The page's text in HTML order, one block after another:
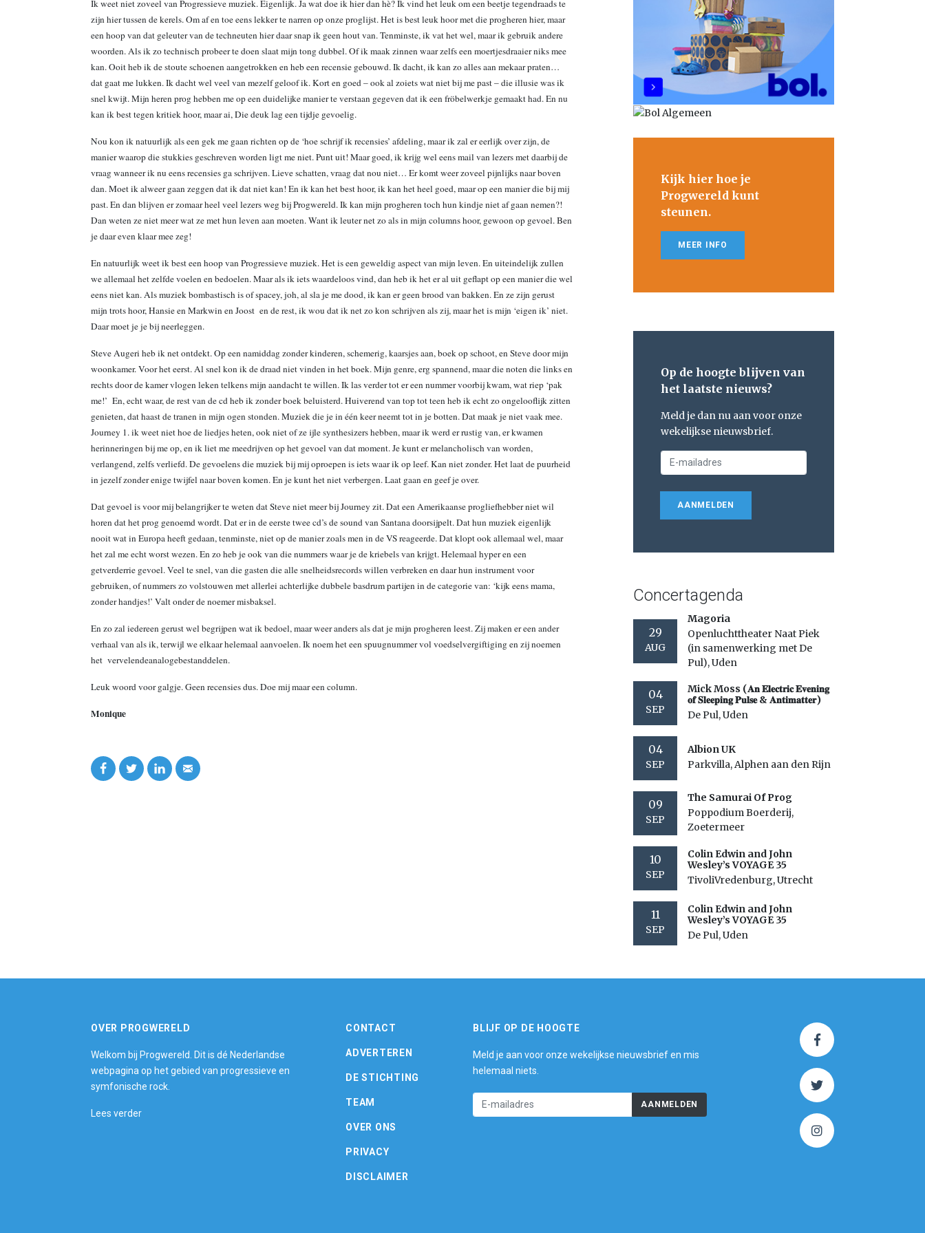
Ik weet niet zoveel van Progressieve muziek. Eigenlijk. Ja wat doe ik hier dan hè? Ik vind het leuk om een beetje tegendraads te
zijn hier tussen de kerels. Om af en toe eens lekker te narren op onze proglijst. Het is best leuk hoor met die progheren hier, maar
een hoop van dat geleuter van de techneuten hier daar snap ik geen hout van. Tenminste, ik vat het wel, maar ik gebruik andere
woorden. Als ik zo technisch probeer te doen slaat mijn tong dubbel. Of ik maak zinnen waar zelfs een moertjesdraaier niks mee
kan. Ooit heb ik de stoute schoenen aangetrokken en heb een recensie gebouwd. Ik dacht, ik kan zo alles aan mekaar praten…
dat gaat me lukken. Ik dacht wel veel van mezelf geloof ik. Kort en goed – ook al zoiets wat niet bij me past – die illusie was ik
snel kwijt. Mijn heren prog hebben me op een duidelijke manier te verstaan gegeven dat ik een fröbelwerkje gemaakt had. En nu
kan ik best tegen kritiek hoor, maar ai, Die deuk lag een tijdje gevoelig.
Nou kon ik natuurlijk als een gek me gaan richten op de ‘hoe schrijf ik recensies’ afdeling, maar ik zal er eerlijk over zijn, de
manier waarop die stukkies geschreven worden ligt me niet. Punt uit! Maar goed, ik krijg wel eens mail van lezers met daarbij de
vraag wanneer ik nu eens recensies ga schrijven. Lieve schatten, vraag dat nou niet… Er komt weer zoveel pijnlijks naar boven
dan. Moet ik alweer gaan zeggen dat ik dat niet kan! En ik kan het best hoor, ik kan het heel goed, maar op een manier die bij mij
past. En dan blijven er zomaar heel veel lezers weg bij Progwereld. Ik kan mijn progheren toch hun kindje niet af gaan nemen?!
Dan weten ze niet meer wat ze met hun leven aan moeten. Want ik leuter net zo als in mijn columns hoor, gewoon op gevoel. Ben
je daar even klaar mee zeg!
En natuurlijk weet ik best een hoop van Progressieve muziek. Het is een geweldig aspect van mijn leven. En uiteindelijk zullen
we allemaal het zelfde voelen en bedoelen. Maar als ik iets waardeloos vind, dan heb ik het er al uit geflapt op een manier die wel
eens niet kan. Als muziek bombastisch is of spacey, joh, al sla je me dood, ik kan er geen brood van bakken. En ze zijn gerust
mijn trots hoor, Hansie en Markwin en Joost en de rest, ik wou dat ik net zo kon schrijven als zij, maar het is mijn ‘eigen ik’ niet.
Daar moet je je bij neerleggen.
Steve Augeri heb ik net ontdekt. Op een namiddag zonder kinderen, schemerig, kaarsjes aan, boek op schoot, en Steve door mijn
woonkamer. Voor het eerst. Al snel kon ik de draad niet vinden in het boek. Mijn genre, erg spannend, maar die noten die links en
rechts door de kamer vlogen leken telkens mijn aandacht te willen. Ik las verder tot er een nummer voorbij kwam, wat riep ‘pak
me!’ En, echt waar, de rest van de cd heb ik zonder boek beluisterd. Huiverend van top tot teen heb ik echt zo ongelooflijk zitten
genieten, dat haast de tranen in mijn ogen stonden. Muziek die je in één keer neemt tot in je botten. Dat maak je niet vaak mee.
Journey 1. ik weet niet hoe de liedjes heten, ook niet of ze ijle synthesizers hebben, maar ik werd er rustig van, er kwamen
herinneringen bij me op, en ik liet me meedrijven op het gevoel van dat moment. Je kunt er melancholisch van worden,
verlangend, zelfs verliefd. De gevoelens die muziek bij mij oproepen is iets waar ik op leef. Kan niet zonder. Het laat de puurheid
in jezelf zonder enige twijfel naar boven komen. En je kunt het niet verbergen. Laat gaan en geef je over.
Dat gevoel is voor mij belangrijker te weten dat Steve niet meer bij Journey zit. Dat een Amerikaanse progliefhebber niet wil
horen dat het prog genoemd wordt. Dat er in de eerste twee cd’s de sound van Santana doorsijpelt. Dat hun muziek eigenlijk
nooit wat in Europa heeft gedaan, tenminste, niet op de manier zoals men in de VS reageerde. Dat klopt ook allemaal wel, maar
het zal me echt worst wezen. En zo heb je ook van die nummers waar je de kriebels van krijgt. Helemaal hyper en een
getverderrie gevoel. Veel te snel, van die gasten die alle snelheidsrecords willen verbreken en daar hun instrument voor
gebruiken, of nummers zo volstouwen met allerlei achterlijke dubbele basdrum partijen in de categorie van: ‘kijk eens mama,
zonder handjes!’ Valt onder de noemer misbaksel.
En zo zal iedereen gerust wel begrijpen wat ik bedoel, maar weer anders als dat je mijn progheren leest. Zij maken er een ander
verhaal van als ik, terwijl we elkaar helemaal aanvoelen. Ik noem het een spuugnummer vol voedselvergiftiging en zij noemen
het vervelendeanalogebestanddelen.
Leuk woord voor galgje. Geen recensies dus. Doe mij maar een column.
Monique
Kijk hier hoe je
Progwereld kunt
steunen.
MEER INFO
Op de hoogte blijven van
het laatste nieuws?
Meld je dan nu aan voor onze
wekelijkse nieuwsbrief.
AANMELDEN
Concertagenda
29
AUG
Magoria
Openluchttheater Naat Piek
(in samenwerking met De
Pul), Uden
04
SEP
Mick Moss (𝐀𝐧 𝐄𝐥𝐞𝐜𝐭𝐫𝐢𝐜 𝐄𝐯𝐞𝐧𝐢𝐧𝐠
𝐨𝐟 𝐒𝐥𝐞𝐞𝐩𝐢𝐧𝐠 𝐏𝐮𝐥𝐬𝐞 & 𝐀𝐧𝐭𝐢𝐦𝐚𝐭𝐭𝐞𝐫)
De Pul, Uden
04
SEP
Albion UK
Parkvilla, Alphen aan den Rijn
09
SEP
The Samurai Of Prog
Poppodium Boerderij,
Zoetermeer
10
SEP
Colin Edwin and John
Wesley’s VOYAGE 35
TivoliVredenburg, Utrecht
11
SEP
Colin Edwin and John
Wesley’s VOYAGE 35
De Pul, Uden
OVER PROGWERELD
Welkom bij Progwereld. Dit is dé Nederlandse
webpagina op het gebied van progressieve en
symfonische rock.
Lees verder
CONTACT
ADVERTEREN
DE STICHTING
TEAM
OVER ONS
PRIVACY
DISCLAIMER
BLIJF OP DE HOOGTE
Meld je aan voor onze wekelijkse nieuwsbrief en mis
helemaal niets.
AANMELDEN